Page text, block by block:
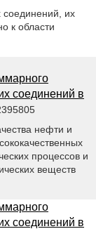
соединений, их
к области
соединений в
нефти и
процессов и
веществ
соединений в